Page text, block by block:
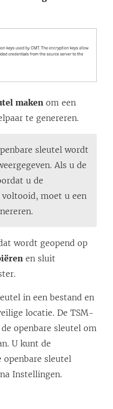
maken om een
te genereren.
sleutel wordt
Als u de
u de
moet u een
wordt geopend op
en sluit
in een bestand en
locatie. De TSM-
openbare sleutel om
U kunt de
openbare sleutel
Instellingen.